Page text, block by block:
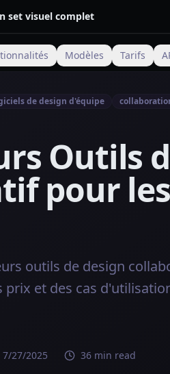
set visuel complet
Modèles Tarifs
de design d'équipe
Outils
pour
outils de design
prix et des cas
7/27/2025 36 min read